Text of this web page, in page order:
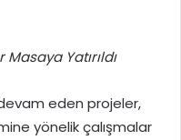
Yatırıldı
eden projeler,
yönelik çalışmalar